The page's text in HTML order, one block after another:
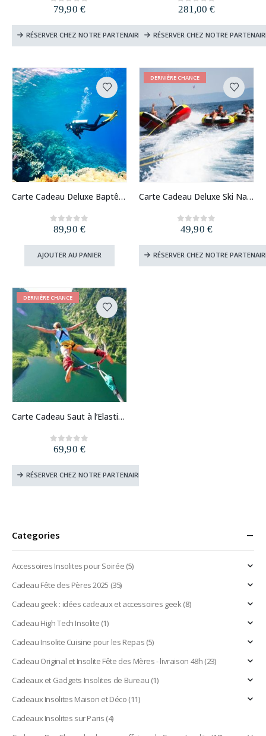
0out of 5
79,90 €
RÉSERVER CHEZ NOTRE PARTENAIRE
0out of 5
281,00€
RÉSERVER CHEZ NOTRE
Carte Cadeau Deluxe Baptême de Plongée
0out of 5
89,90 €
AJOUTER AU PANIER
DERNIÈRE CHANCE
Carte Cadeau Deluxe Ski Nautique et Bouée Tractée
0out of 5
49,90 €
RÉSERVER CHEZ NOTRE
DERNIÈRE CHANCE
Carte Cadeau Saut à l’Elastique
0out of 5
69,90 €
RÉSERVER CHEZ NOTRE PARTENAIRE
Categories
Accessoires Insolites pour Soirée(5)
Cadeau Fête des Pères 2025 (35)
Cadeau geek : idées cadeaux et accessoires geek(8)
Cadeau High Tech Insolite(1)
Cadeau Insolite Cuisine pour les Repas(5)
Cadeau Original et Insolite Fête des Mères - livraison 48h(23)
Cadeaux et Gadgets Insolites de Bureau(1)
Cadeaux Insolites Maison et Déco(11)
Cadeaux Insolites sur Paris(4)